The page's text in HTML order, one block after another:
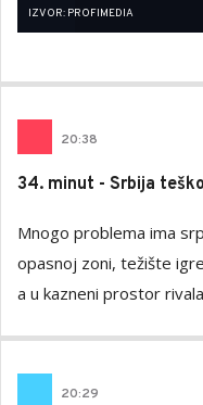
IZVOR: PROFIMEDIA
20:38
34. minut - Srbija
Mnogo problema ima
opasnoj zoni, težište
a u kazneni prostor
20:29